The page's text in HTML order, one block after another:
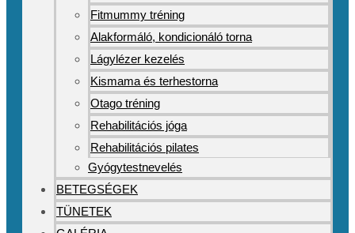
Fitmummy tréning
Alakformáló, kondicionáló torna
Lágylézer kezelés
Kismama és terhestorna
Otago tréning
Rehabilitációs jóga
Rehabilitációs pilates
Gyógytestnevelés
BETEGSÉGEK
TÜNETEK